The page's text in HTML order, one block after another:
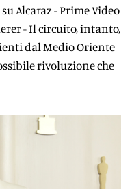
Alcaraz - Prime Video
- Il circuito, intanto,
dal Medio Oriente
rivoluzione che